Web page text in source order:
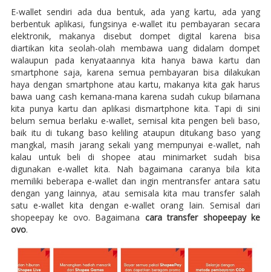
E-wallet sendiri ada dua bentuk, ada yang kartu, ada yang
berbentuk aplikasi, fungsinya e-wallet itu pembayaran secara
elektronik, makanya disebut dompet digital karena bisa
diartikan kita seolah-olah membawa uang didalam dompet
walaupun pada kenyataannya kita hanya bawa kartu dan
smartphone saja, karena semua pembayaran bisa dilakukan
haya dengan smartphone atau kartu, makanya kita gak harus
bawa uang cash kemana-mana karena sudah cukup bilamana
kita punya kartu dan aplikasi dismartphone kita. Tapi di sini
belum semua berlaku e-wallet, semisal kita pengen beli baso,
baik itu di tukang baso keliling ataupun ditukang baso yang
mangkal, masih jarang sekali yang mempunyai e-wallet, nah
kalau untuk beli di shopee atau minimarket sudah bisa
digunakan e-wallet kita. Nah bagaimana caranya bila kita
memiliki beberapa e-wallet dan ingin mentransfer antara satu
dengan yang lainnya, atau semisala kita mau transfer salah
satu e-wallet kita dengan e-wallet orang lain. Semisal dari
shopeepay ke ovo. Bagaimana cara transfer shopeepay ke
ovo.